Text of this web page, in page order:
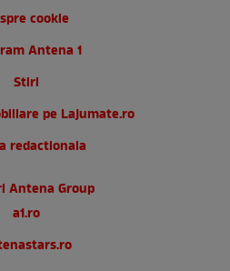
cookie
Antena 1
Stiri
pe Lajumate.ro
redactionala
Antena Group
a1.ro